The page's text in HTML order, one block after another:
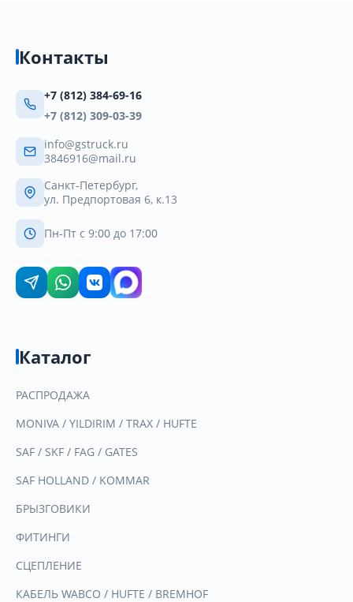
Контакты
+7 (812) 384-69-16
+7 (812) 309-03-39
info@gstruck.ru
3846916@mail.ru
Санкт-Петербург,
ул. Предпортовая 6, к.13
Пн-Пт с 9:00 до 17:00
Каталог
РАСПРОДАЖА
MONIVA / YILDIRIM / TRAX / HUFTE
SAF / SKF / FAG / GATES
SAF HOLLAND / KOMMAR
БРЫЗГОВИКИ
ФИТИНГИ
СЦЕПЛЕНИЕ
КАБЕЛЬ WABCO / HUFTE / BREMHOF